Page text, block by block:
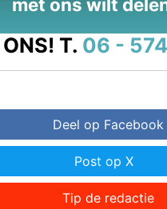
T. 06 -
Deel op Facebook
Post op X
Tip de redactie